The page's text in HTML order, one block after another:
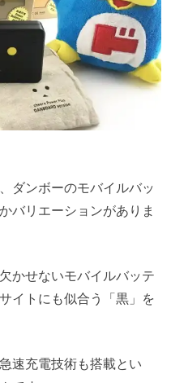
ダンボーのモバイルバッ
バリエーションがありま
かせないモバイルバッテ
イトにも似合う「黒」を
速充電技術も搭載とい